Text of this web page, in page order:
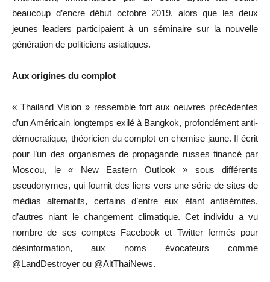
beaucoup d’encre début octobre 2019, alors que les deux
jeunes leaders participaient à un séminaire sur la nouvelle
génération de politiciens asiatiques.
Aux origines du complot
« Thailand Vision » ressemble fort aux oeuvres précédentes
d’un Américain longtemps exilé à Bangkok, profondément anti-
démocratique, théoricien du complot en chemise jaune. Il écrit
pour l’un des organismes de propagande russes financé par
Moscou, le « New Eastern Outlook » sous différents
pseudonymes, qui fournit des liens vers une série de sites de
médias alternatifs, certains d’entre eux étant antisémites,
d’autres niant le changement climatique. Cet individu a vu
nombre de ses comptes Facebook et Twitter fermés pour
désinformation, aux noms évocateurs comme
@LandDestroyer ou @AltThaiNews.